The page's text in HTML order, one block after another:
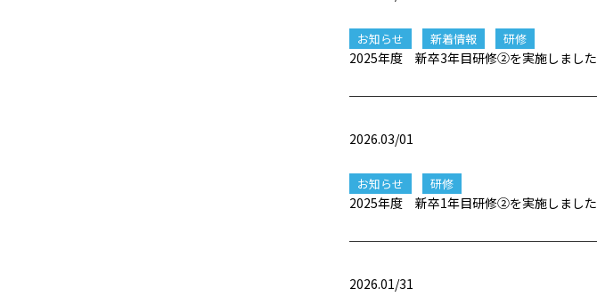
お知らせ 新着情報 研修
2025年度 新卒3年目研修②を実施しました
2026.03/01
お知らせ 研修
2025年度 新卒1年目研修②を実施しました
2026.01/31